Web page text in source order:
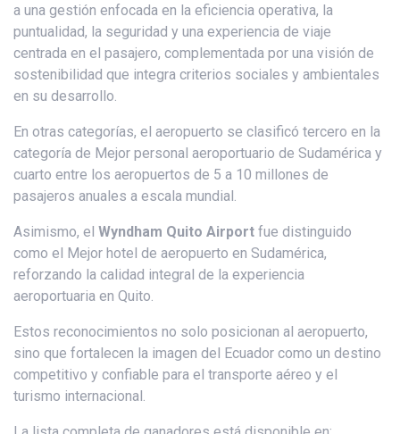
a una gestión enfocada en la eficiencia operativa, la
puntualidad, la seguridad y una experiencia de viaje
centrada en el pasajero, complementada por una visión de
sostenibilidad que integra criterios sociales y ambientales
en su desarrollo.
En otras categorías, el aeropuerto se clasificó tercero en la
categoría de Mejor personal aeroportuario de Sudamérica y
cuarto entre los aeropuertos de 5 a 10 millones de
pasajeros anuales a escala mundial.
Asimismo, el Wyndham Quito Airport fue distinguido
como el Mejor hotel de aeropuerto en Sudamérica,
reforzando la calidad integral de la experiencia
aeroportuaria en Quito.
Estos reconocimientos no solo posicionan al aeropuerto,
sino que fortalecen la imagen del Ecuador como un destino
competitivo y confiable para el transporte aéreo y el
turismo internacional.